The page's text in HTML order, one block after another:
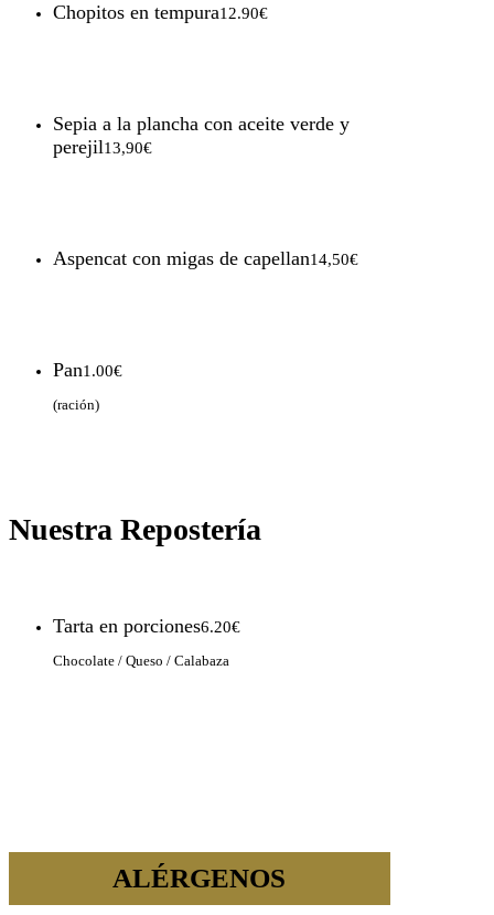
Chopitos en tempura12.90€
Sepia a la plancha con aceite verde y
perejil13,90€
Aspencat con migas de capellan14,50€
Pan1.00€
(ración)
Nuestra Repostería
Tarta en porciones6.20€
Chocolate / Queso / Calabaza
ALÉRGENOS